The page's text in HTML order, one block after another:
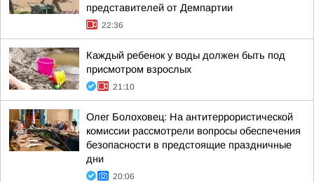
представителей от Демпартии
22:36
Каждый ребенок у воды должен быть под
присмотром взрослых
21:10
Олег Болоховец: На антитеррористической
комиссии рассмотрели вопросы обеспечения
безопасности в предстоящие праздничные
дни
20:06